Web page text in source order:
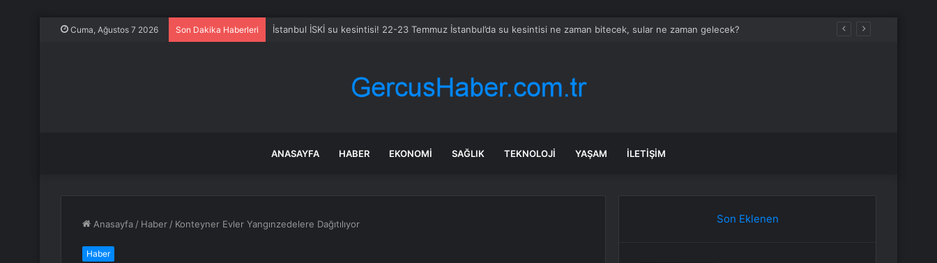
Cuma, Ağustos 7 2026 Son Dakika Haberleri Cevdet Yılmaz: Milli yetkinlik hamlesi ile insan kaynağını güçlendiriyoruz
ANASAYFA HABER EKONOMI SAĞLIK TEKNOLOJI YAŞAM İLETIŞIM
Anasayfa / Haber / Konteyner Evler Yangınzedelere Dağıtılıyor
Haber
Son Eklenen